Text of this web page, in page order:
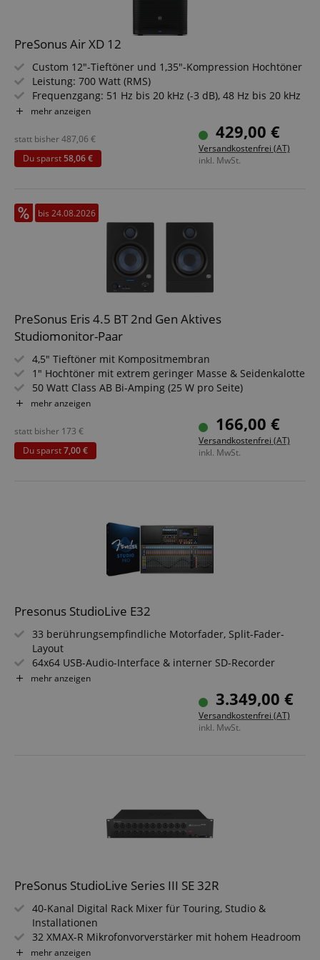
PreSonus Air XD 12
Custom 12"-Tieftöner und 1,35"-Kompression Hochtöner
Leistung: 700 Watt (RMS)
Frequenzgang: 51 Hz bis 20 kHz (-3 dB), 48 Hz bis 20 kHz
(-10 dB)
Abstrahlwinkel: 90° x 60°
Fortschrittliches DSP, 2,6"-LCD-Display und Bluetooth mit
TWS-Bridge-Modus
mehr anzeigen
429,00 €
Versandkostenfrei (AT)
inkl. MwSt.
statt bisher487,06 €
Du sparst58,06 €
bis 24.08.2026
PreSonus Eris 4.5 BT 2nd Gen Aktives
Studiomonitor-Paar
4,5" Tieftöner mit Kompositmembran
1" Hochtöner mit extrem geringer Masse & Seidenkalotte
50 Watt Class AB Bi-Amping (25 W pro Seite)
Bluetooth 5.0
Optimierte, Resonanzen dämpfende Innenkonstruktion
TRS-Klinken (L/R, symmetrisch), Cinch-Paar (L/R), 3,5 mm
Stereoklinke
Integrierter Kopfhörerverstärker mit 3,5 mm
mehr anzeigen
166,00 €
Versandkostenfrei (AT)
inkl. MwSt.
statt bisher 173 €
Du sparst7,00 €
Presonus StudioLive E32
33 berührungsempfindliche Motorfader, Split-Fader-
Layout
64x64 USB-Audio-Interface & interner SD-Recorder
16 Mixausgänge (12x XLR, 4x 6,35 mm TRS)
AVB-Netzwerk, erweiterte Routing- und I/O-Funktionen
Nahtlose Integration mit Studio One Pro & Capture
mehr anzeigen
3.349,00 €
Versandkostenfrei (AT)
inkl. MwSt.
PreSonus StudioLive Series III SE 32R
40-Kanal Digital Rack Mixer für Touring, Studio &
Installationen
32 XMAX-R Mikrofonvorverstärker mit hohem Headroom
64x64 USB Audio Interface für umfangreiche
mehr anzeigen